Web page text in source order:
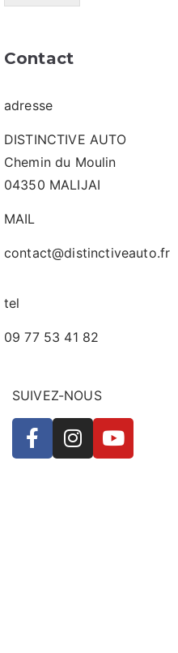
Contact
adresse
DISTINCTIVE AUTO
Chemin du Moulin
04350 MALIJAI
MAIL
contact@distinctiveauto.fr
tel
09 77 53 41 82
SUIVEZ-NOUS